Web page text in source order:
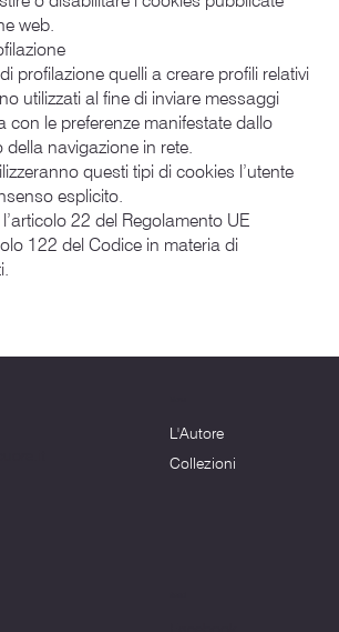
web.
quelli a creare profili relativi
utilizzati al fine di inviare messaggi
con le preferenze manifestate dallo
della navigazione in rete.
questi tipi di cookies l’utente
esplicito.
22 del Regolamento UE
122 del Codice in materia di
L'Autore
Collezioni